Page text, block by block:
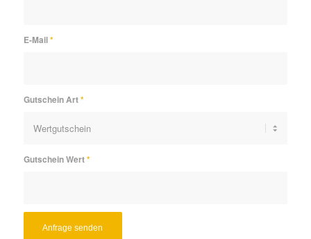
E-Mail*
Gutschein Art*
Gutschein Wert*